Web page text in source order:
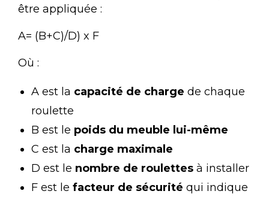
être appliquée :
A= (B+C)/D) x F
Où :
A est la capacité de charge de chaque
roulette
B est le poids du meuble lui-même
C est la charge maximale
D est le nombre de roulettes à installer
F est le facteur de sécurité qui indique